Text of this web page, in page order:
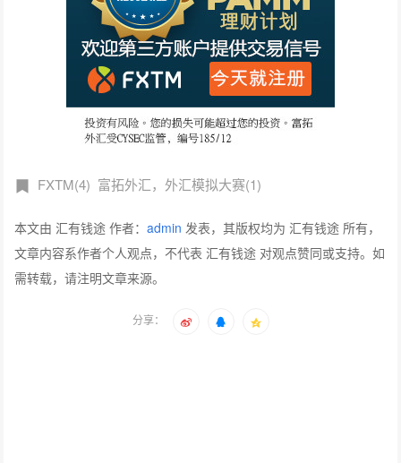
FXTM(4) 富拓外汇，外汇模拟大赛(1)
本文由 汇有钱途 作者：admin 发表，其版权均为 汇有钱途 所有，
文章内容系作者个人观点，不代表 汇有钱途 对观点赞同或支持。如
需转载，请注明文章来源。
分享：